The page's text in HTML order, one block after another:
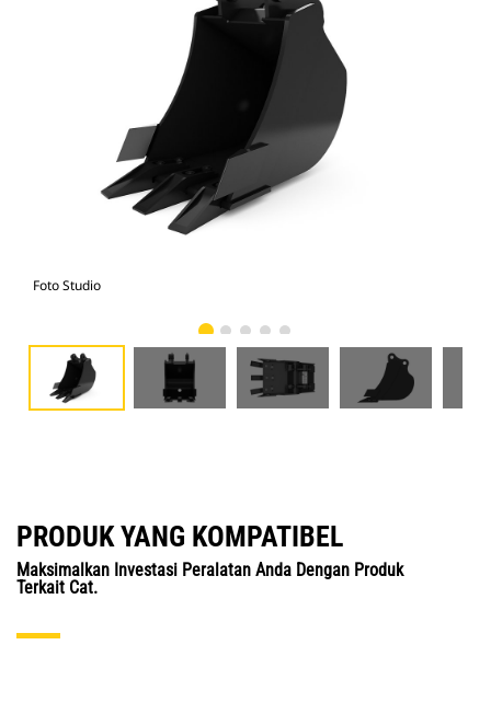
Foto Studio
PRODUK YANG KOMPATIBEL
Maksimalkan Investasi Peralatan Anda Dengan Produk
Terkait Cat.